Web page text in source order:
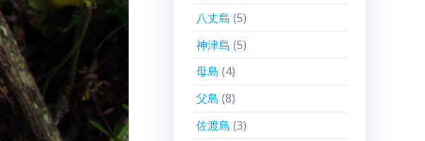
八丈島 (5)
神津島 (5)
母島 (4)
父島 (8)
佐渡島 (3)